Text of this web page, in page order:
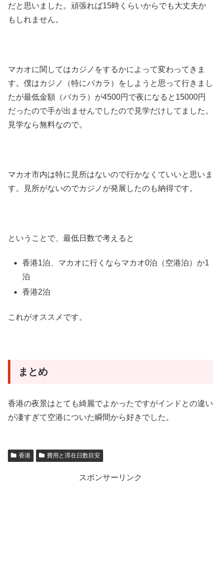
だと思いました。頑張れば15時くらいからでも大丈夫か
もしれません。
マカオに関してはカジノをするかによって変わってきま
す。僕はカジノ（特にバカラ）をしようと思って行きまし
たが最低金額（バカラ）が4500円で夜になると15000円
だったので手が出ませんでしたので見学だけしてました。
見学なら無料なので。
マカオ市内は特に見所はないので行かなくていいと思いま
す。見所がないのでカジノが発展したのも納得です。
ということで、最低日数で考えると
香港1泊、マカオに行くならマカオ0泊（空港泊）か1
泊
香港2泊
これがオススメです。
まとめ
香港の夜景はとても綺麗でよかったですがインドとの違い
が凄すぎて空港についた瞬間から好きでした。
香港 費用と滞在日数目安
スポンサーリンク